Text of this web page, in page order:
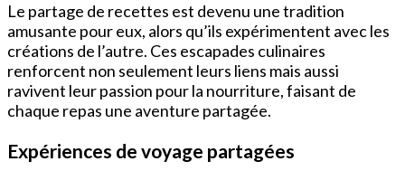
Le partage de recettes est devenu une tradition
amusante pour eux, alors qu’ils expérimentent avec les
créations de l’autre. Ces escapades culinaires
renforcent non seulement leurs liens mais aussi
ravivent leur passion pour la nourriture, faisant de
chaque repas une aventure partagée.
Expériences de voyage partagées